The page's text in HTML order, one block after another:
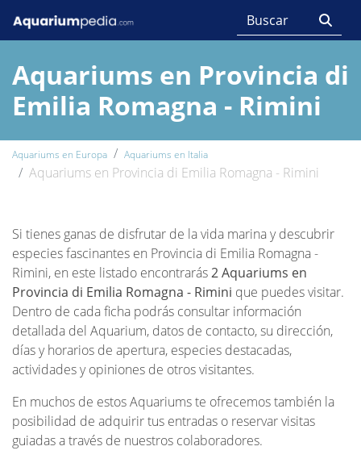
Aquariums en Provincia di
Emilia Romagna - Rimini
Aquariums en Europa Aquariums en Italia
Aquariums en Provincia di Emilia Romagna - Rimini
Si tienes ganas de disfrutar de la vida marina y descubrir
especies fascinantes en Provincia di Emilia Romagna -
Rimini, en este listado encontrarás2 Aquariums en
Provincia di Emilia Romagna - Rimini que puedes visitar.
Dentro de cada ficha podrás consultar información
detallada del Aquarium, datos de contacto, su dirección,
días y horarios de apertura, especies destacadas,
actividades y opiniones de otros visitantes.
En muchos de estos Aquariums te ofrecemos también la
posibilidad de adquirir tus entradas o reservar visitas
guiadas a través de nuestros colaboradores.